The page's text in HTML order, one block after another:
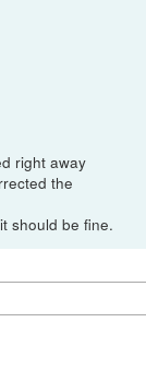
right away
the
should be fine.